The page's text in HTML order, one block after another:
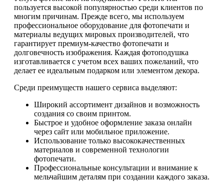
пользуется высокой популярностью среди клиентов по
многим причинам. Прежде всего, мы используем
профессиональное оборудование для фотопечати и
материалы ведущих мировых производителей, что
гарантирует премиум-качество фотопечати и
долговечность изображения. Каждая фотоподушка
изготавливается с учетом всех ваших пожеланий, что
делает ее идеальным подарком или элементом декора.
Среди преимуществ нашего сервиса выделяют:
Широкий ассортимент дизайнов и возможность
создания со своим принтом.
Быстрое и удобное оформление заказа онлайн
через сайт или мобильное приложение.
Использование только высококачественных
материалов и современной технологии
фотопечати.
Профессиональные консультации и внимание к
мельчайшим деталям при создании каждого заказа.